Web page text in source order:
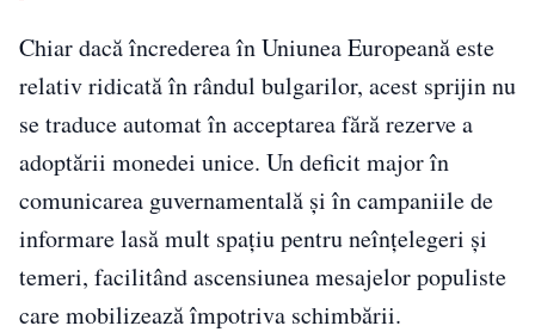
Chiar dacă încrederea în Uniunea Europeană este
relativ ridicată în rândul bulgarilor, acest sprijin nu
se traduce automat în acceptarea fără rezerve a
adoptării monedei unice. Un deficit major în
comunicarea guvernamentală și în campaniile de
informare lasă mult spațiu pentru neînțelegeri și
temeri, facilitând ascensiunea mesajelor populiste
care mobilizează împotriva schimbării.